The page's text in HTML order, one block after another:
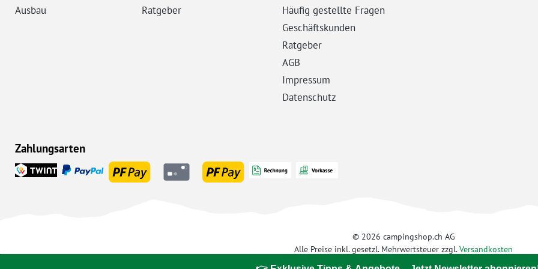
Ausbau Ratgeber
Häufig gestellte Fragen
Geschäftskunden
Ratgeber
AGB
Impressum
Datenschutz
Zahlungsarten
© 2026 campingshop.ch AG
Alle Preise inkl. gesetzl. Mehrwertsteuer zzgl.Versandkosten